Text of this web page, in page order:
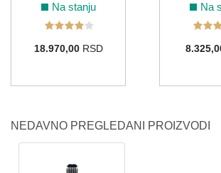
Na stanju
18.970,00RSD
Na
NEDAVNO PREGLEDANI PROIZVODI